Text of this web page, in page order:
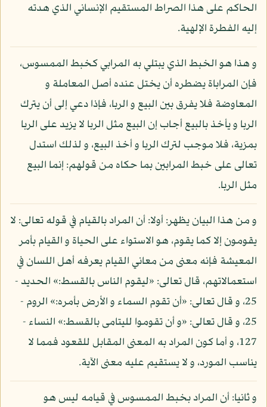
الحاكم على هذا الصراط المستقيم الإنساني الذي هدته
إليه الفطرة الإلهية.
و هذا هو الخبط الذي يبتلي به المرابي كخبط الممسوس،
فإن المراباة يضطره أن يختل عنده أصل المعاملة و
المعاوضة فلا يفرق بين البيع و الربا، فإذا دعي إلى أن يترك
الربا و يأخذ بالبيع أجاب إن البيع مثل الربا لا يزيد على الربا
بمزية، فلا موجب لترك الربا و أخذ البيع، و لذلك استدل
تعالى على خبط المرابين بما حكاه من قولهم: إنما البيع
مثل الربا.
و من هذا البيان يظهر: أولا: أن المراد بالقيام في قوله تعالى: لا
يقومون إلا كما يقوم، هو الاستواء على الحياة و القيام بأمر
المعيشة فإنه معنى من معاني القيام يعرفه أهل اللسان في
استعمالاتهم، قال تعالى: «ليقوم الناس بالقسط:» الحديد -
25، و قال تعالى: «أن تقوم السماء و الأرض بأمره:» الروم -
25، و قال تعالى: «و أن تقوموا لليتامى بالقسط:» النساء -
127، و أما كون المراد به المعنى المقابل للقعود فمما لا
يناسب المورد، و لا يستقيم عليه معنى الآية.
و ثانيا: أن المراد بخبط الممسوس في قيامه ليس هو